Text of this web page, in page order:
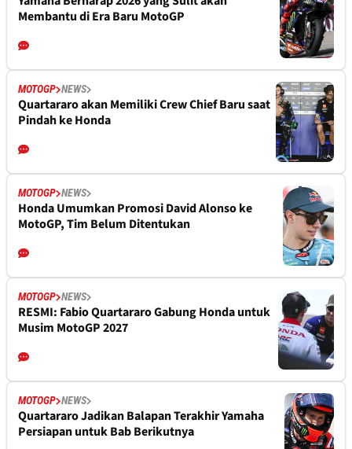
Membantu di Era Baru MotoGP
MOTOGP NEWS
Quartararo akan Memiliki Crew Chief Baru saat
Pindah ke Honda
MOTOGP NEWS
Honda Umumkan Promosi David Alonso ke
MotoGP, Tim Belum Ditentukan
MOTOGP NEWS
RESMI: Fabio Quartararo Gabung Honda untuk
Musim MotoGP 2027
MOTOGP NEWS
Quartararo Jadikan Balapan Terakhir Yamaha
Persiapan untuk Bab Berikutnya